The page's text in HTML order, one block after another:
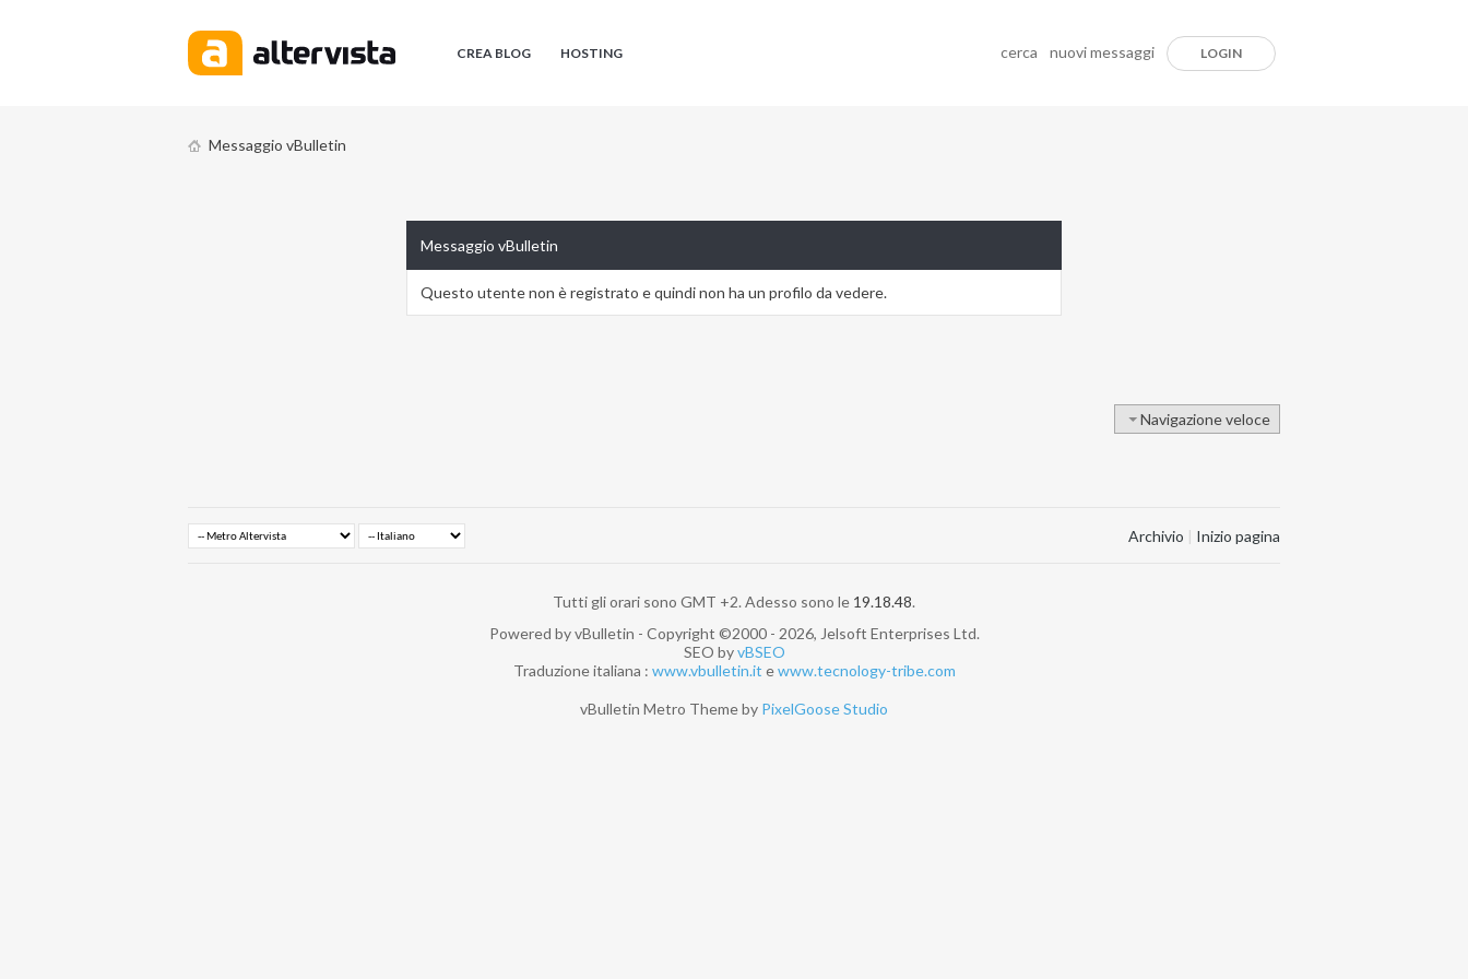
CREA BLOG HOSTING cerca nuovi messaggi LOGIN
Messaggio vBulletin
Messaggio vBulletin
Questo utente non è registrato e quindi non ha un profilo da vedere.
Navigazione veloce
Archivio | Inizio pagina
Tutti gli orari sono GMT +2. Adesso sono le 19.18.48.
Powered by vBulletin - Copyright ©2000 - 2026, Jelsoft Enterprises Ltd.
SEO byvBSEO
Traduzione italiana : www.vbulletin.it ewww.tecnology-tribe.com
vBulletin Metro Theme by PixelGoose Studio